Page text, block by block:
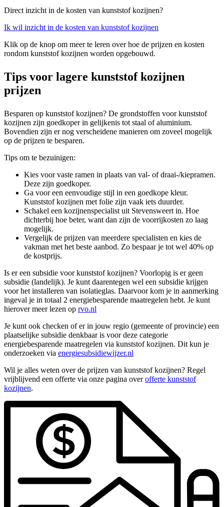
Direct inzicht in de kosten van kunststof kozijnen?
Ik wil inzicht in de kosten van kunststof kozijnen
Klik op de knop om meer te leren over hoe de prijzen en kosten
rondom kunststof kozijnen worden opgebouwd.
Tips voor lagere kunststof kozijnen
prijzen
Besparen op kunststof kozijnen? De grondstoffen voor kunststof
kozijnen zijn goedkoper in gelijkenis tot staal of aluminium.
Bovendien zijn er nog verscheidene manieren om zoveel mogelijk
op de prijzen te besparen.
Tips om te bezuinigen:
Kies voor vaste ramen in plaats van val- of draai-/kiepramen.
Deze zijn goedkoper.
Ga voor een eenvoudige stijl in een goedkope kleur.
Kunststof kozijnen met folie zijn vaak iets duurder.
Schakel een kozijnenspecialist uit Stevensweert in. Hoe
dichterbij hoe beter, want dan zijn de voorrijkosten zo laag
mogelijk.
Vergelijk de prijzen van meerdere specialisten en kies de
vakman met het beste aanbod. Zo bespaar je tot wel 40% op
de kostprijs.
Is er een subsidie voor kunststof kozijnen? Voorlopig is er geen
subsidie (landelijk). Je kunt daarentegen wel een subsidie krijgen
voor het installeren van isolatieglas. Daarvoor kom je in aanmerking
ingeval je in totaal 2 energiebesparende maatregelen hebt. Je kunt
hierover meer lezen op rvo.nl
Je kunt ook checken of er in jouw regio (gemeente of provincie) een
plaatselijke subsidie denkbaar is voor deze categorie
energiebesparende maatregelen via kunststof kozijnen. Dit kun je
onderzoeken via energiesubsidiewijzer.nl
Wil je alles weten over de prijzen van kunststof kozijnen? Regel
vrijblijvend een offerte via onze pagina overofferte kunststof
kozijnen.